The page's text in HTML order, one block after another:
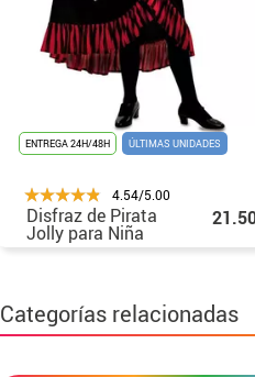
ENTREGA 24H/48H ÚLTIMAS UNIDADES
4.54/5.00
Disfraz de Pirata
Jolly para Niña
Categorías relacionadas